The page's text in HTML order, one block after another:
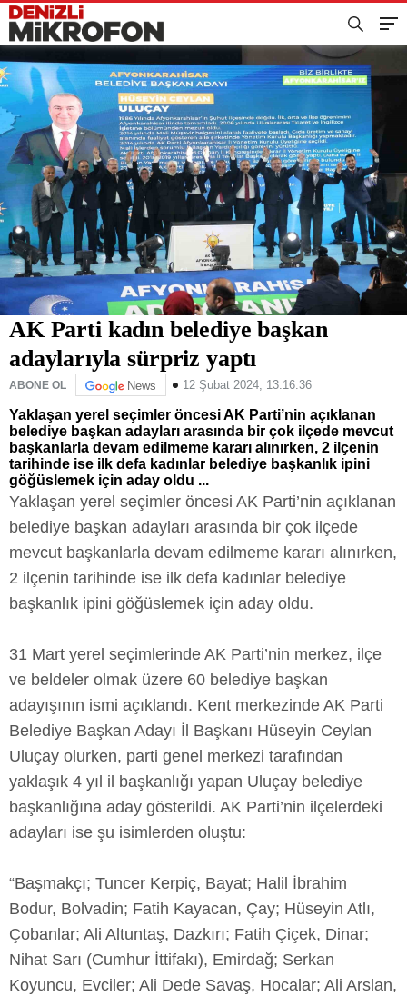
AK Parti kadın belediye başkan
adaylarıyla sürpriz yaptı
ABONE OL News 12 Şubat 2024, 13:16:36
Yaklaşan yerel seçimler öncesi AK Parti’nin açıklanan
belediye başkan adayları arasında bir çok ilçede mevcut
başkanlarla devam edilmeme kararı alınırken, 2 ilçenin
tarihinde ise ilk defa kadınlar belediye başkanlık ipini
göğüslemek için aday oldu ...
Yaklaşan yerel seçimler öncesi AK Parti’nin açıklanan
belediye başkan adayları arasında bir çok ilçede
mevcut başkanlarla devam edilmeme kararı alınırken,
2 ilçenin tarihinde ise ilk defa kadınlar belediye
başkanlık ipini göğüslemek için aday oldu.
31 Mart yerel seçimlerinde AK Parti’nin merkez, ilçe
ve beldeler olmak üzere 60 belediye başkan
adayışının ismi açıklandı. Kent merkezinde AK Parti
Belediye Başkan Adayı İl Başkanı Hüseyin Ceylan
Uluçay olurken, parti genel merkezi tarafından
yaklaşık 4 yıl il başkanlığı yapan Uluçay belediye
başkanlığına aday gösterildi. AK Parti’nin ilçelerdeki
adayları ise şu isimlerden oluştu:
“Başmakçı; Tuncer Kerpiç, Bayat; Halil İbrahim
Bodur, Bolvadin; Fatih Kayacan, Çay; Hüseyin Atlı,
Çobanlar; Ali Altuntaş, Dazkırı; Fatih Çiçek, Dinar;
Nihat Sarı (Cumhur İttifakı), Emirdağ; Serkan
Koyuncu, Evciler; Ali Dede Savaş, Hocalar; Ali Arslan,